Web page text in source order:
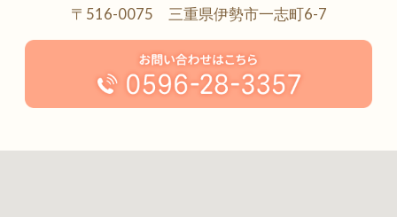
〒516-0075 三重県伊勢市一志町6-7